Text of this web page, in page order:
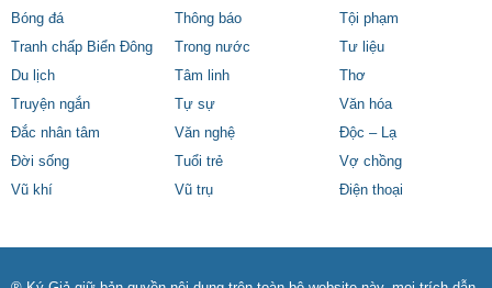
Bóng đá
Thông báo
Tội phạm
Tranh chấp Biển Đông
Trong nước
Tư liệu
Du lịch
Tâm linh
Thơ
Truyện ngắn
Tự sự
Văn hóa
Đắc nhân tâm
Văn nghệ
Độc – Lạ
Đời sống
Tuổi trẻ
Vợ chồng
Vũ khí
Vũ trụ Điện thoại